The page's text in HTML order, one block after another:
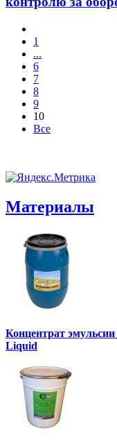
1
...
6
7
8
9
10
Все
Материалы
Концентрат
Liquid